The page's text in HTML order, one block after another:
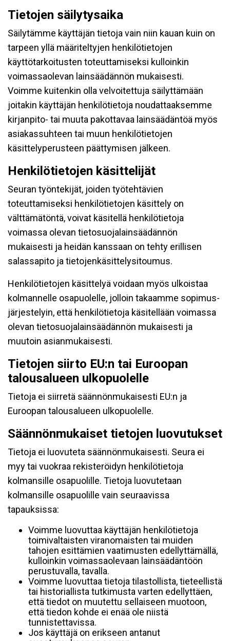
Tietojen säilytysaika
Säilytämme käyttäjän tietoja vain niin kauan kuin on
tarpeen yllä määriteltyjen henkilötietojen
käyttötarkoitusten toteuttamiseksi kulloinkin
voimassaolevan lainsäädännön mukaisesti.
Voimme kuitenkin olla velvoitettuja säilyttämään
joitakin käyttäjän henkilötietoja noudattaaksemme
kirjanpito- tai muuta pakottavaa lainsäädäntöä myös
asiakassuhteen tai muun henkilötietojen
käsittelyperusteen päättymisen jälkeen.
Henkilötietojen käsittelijät
Seuran työntekijät, joiden työtehtävien
toteuttamiseksi henkilötietojen käsittely on
välttämätöntä, voivat käsitellä henkilötietoja
voimassa olevan tietosuojalainsäädännön
mukaisesti ja heidän kanssaan on tehty erillisen
salassapito ja tietojenkäsittelysitoumus.
Henkilötietojen käsittelyä voidaan myös ulkoistaa
kolmannelle osapuolelle, jolloin takaamme sopimus-
järjestelyin, että henkilötietoja käsitellään voimassa
olevan tietosuojalainsäädännön mukaisesti ja
muutoin asianmukaisesti.
Tietojen siirto EU:n tai Euroopan
talousalueen ulkopuolelle
Tietoja ei siirretä säännönmukaisesti EU:n ja
Euroopan talousalueen ulkopuolelle.
Säännönmukaiset tietojen luovutukset
Tietoja ei luovuteta säännönmukaisesti. Seura ei
myy tai vuokraa rekisteröidyn henkilötietoja
kolmansille osapuolille. Tietoja luovutetaan
kolmansille osapuolille vain seuraavissa
tapauksissa:
Voimme luovuttaa käyttäjän henkilötietoja
toimivaltaisten viranomaisten tai muiden
tahojen esittämien vaatimusten edellyttämällä,
kulloinkin voimassaolevaan lainsäädäntöön
perustuvalla, tavalla.
Voimme luovuttaa tietoja tilastollista, tieteellistä
tai historiallista tutkimusta varten edellyttäen,
että tiedot on muutettu sellaiseen muotoon,
että tiedon kohde ei enää ole niistä
tunnistettavissa.
Jos käyttäjä on erikseen antanut